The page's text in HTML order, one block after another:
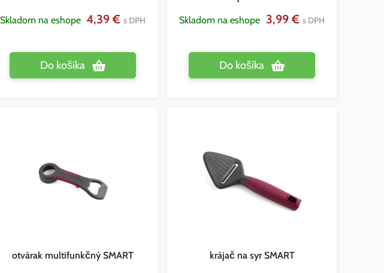
Skladom na eshope 4,39 €s DPH
Do košíka
Skladom na eshope 3,99 €s DPH
Do košíka
otvárak multifunkčný SMART krájač na syr SMART